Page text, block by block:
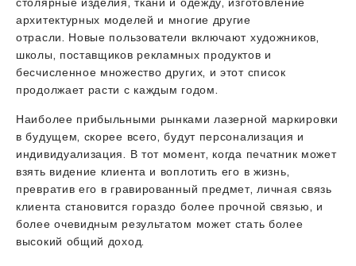
столярные изделия, ткани и одежду, изготовление
архитектурных моделей и многие другие
отрасли. Новые пользователи включают художников,
школы, поставщиков рекламных продуктов и
бесчисленное множество других, и этот список
продолжает расти с каждым годом.
Наиболее прибыльными рынками лазерной маркировки
в будущем, скорее всего, будут персонализация и
индивидуализация. В тот момент, когда печатник может
взять видение клиента и воплотить его в жизнь,
превратив его в гравированный предмет, личная связь
клиента становится гораздо более прочной связью, и
более очевидным результатом может стать более
высокий общий доход.